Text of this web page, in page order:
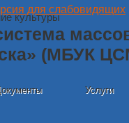
культуры
(МБУК
Услуги